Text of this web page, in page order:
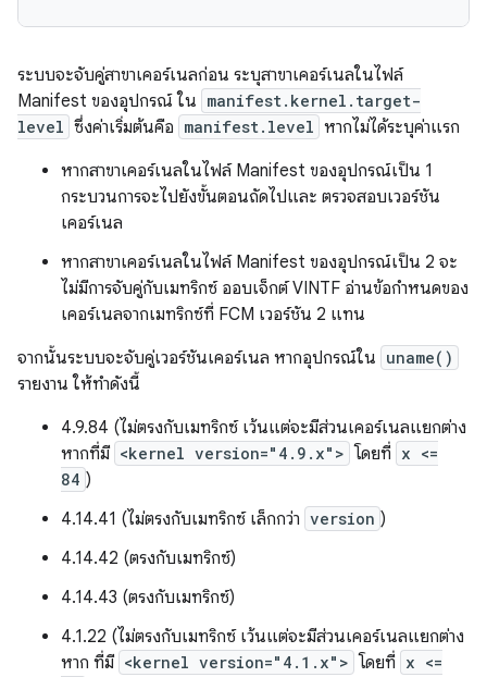
ระบบจะจับคู่สาขาเคอร์เนลก่อน ระบุสาขาเคอร์เนลในไฟล์
Manifest ของอุปกรณ์ ใน manifest.kernel.target-
level ซึ่งค่าเริ่มต้นคือ manifest.level หากไม่ได้ระบุค่าแรก
หากสาขาเคอร์เนลในไฟล์ Manifest ของอุปกรณ์เป็น 1
กระบวนการจะไปยังขั้นตอนถัดไปและ ตรวจสอบเวอร์ชัน
เคอร์เนล
หากสาขาเคอร์เนลในไฟล์ Manifest ของอุปกรณ์เป็น 2 จะ
ไม่มีการจับคู่กับเมทริกซ์ ออบเจ็กต์ VINTF อ่านข้อกำหนดของ
เคอร์เนลจากเมทริกซ์ที่ FCM เวอร์ชัน 2 แทน
จากนั้นระบบจะจับคู่เวอร์ชันเคอร์เนล หากอุปกรณ์ใน uname()
รายงาน ให้ทำดังนี้
4.9.84 (ไม่ตรงกับเมทริกซ์ เว้นแต่จะมีส่วนเคอร์เนลแยกต่าง
หากที่มี <kernel version="4.9.x"> โดยที่ x <=
84 )
4.14.41 (ไม่ตรงกับเมทริกซ์ เล็กกว่า version )
4.14.42 (ตรงกับเมทริกซ์)
4.14.43 (ตรงกับเมทริกซ์)
4.1.22 (ไม่ตรงกับเมทริกซ์ เว้นแต่จะมีส่วนเคอร์เนลแยกต่าง
หาก ที่มี <kernel version="4.1.x"> โดยที่ x <=